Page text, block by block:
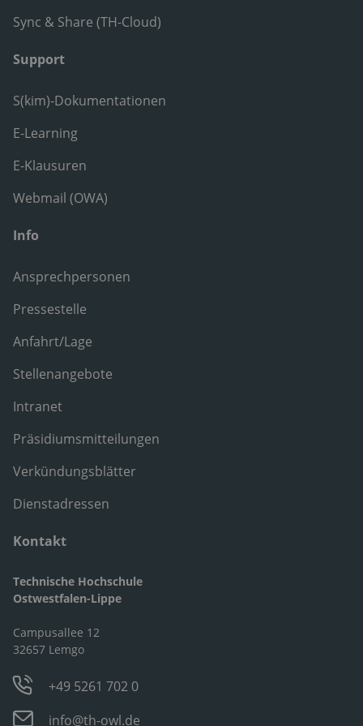
Sync & Share (TH-Cloud)
Support
S(kim)-Dokumentationen
E-Learning
E-Klausuren
Webmail (OWA)
Info
Ansprechpersonen
Pressestelle
Anfahrt/Lage
Stellenangebote
Intranet
Präsidiumsmitteilungen
Verkündungsblätter
Dienstadressen
Kontakt
Technische Hochschule
Ostwestfalen-Lippe
Campusallee 12
32657 Lemgo
+49 5261 702 0
info@th-owl.de